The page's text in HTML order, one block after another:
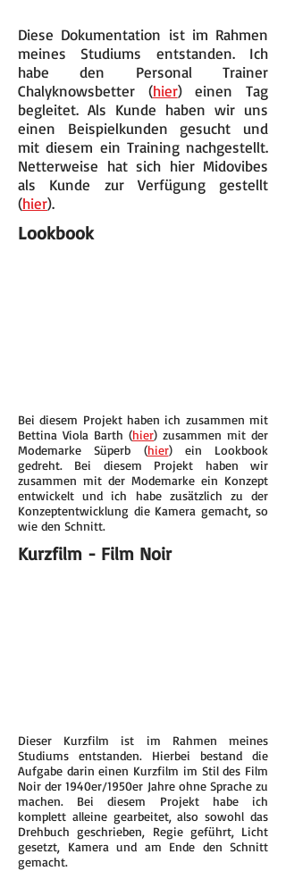
Diese Dokumentation ist im Rahmen
meines Studiums entstanden. Ich
habe den Personal Trainer
Chalyknowsbetter (hier) einen Tag
begleitet. Als Kunde haben wir uns
einen Beispielkunden gesucht und
mit diesem ein Training nachgestellt.
Netterweise hat sich hier Midovibes
als Kunde zur Verfügung gestellt
(hier).
Lookbook
Bei diesem Projekt haben ich zusammen mit
Bettina Viola Barth (hier) zusammen mit der
Modemarke Süperb (hier) ein Lookbook
gedreht. Bei diesem Projekt haben wir
zusammen mit der Modemarke ein Konzept
entwickelt und ich habe zusätzlich zu der
Konzeptentwicklung die Kamera gemacht, so
wie den Schnitt.
Kurzfilm - Film Noir
Dieser Kurzfilm ist im Rahmen meines
Studiums entstanden. Hierbei bestand die
Aufgabe darin einen Kurzfilm im Stil des Film
Noir der 1940er/1950er Jahre ohne Sprache zu
machen. Bei diesem Projekt habe ich
komplett alleine gearbeitet, also sowohl das
Drehbuch geschrieben, Regie geführt, Licht
gesetzt, Kamera und am Ende den Schnitt
gemacht.